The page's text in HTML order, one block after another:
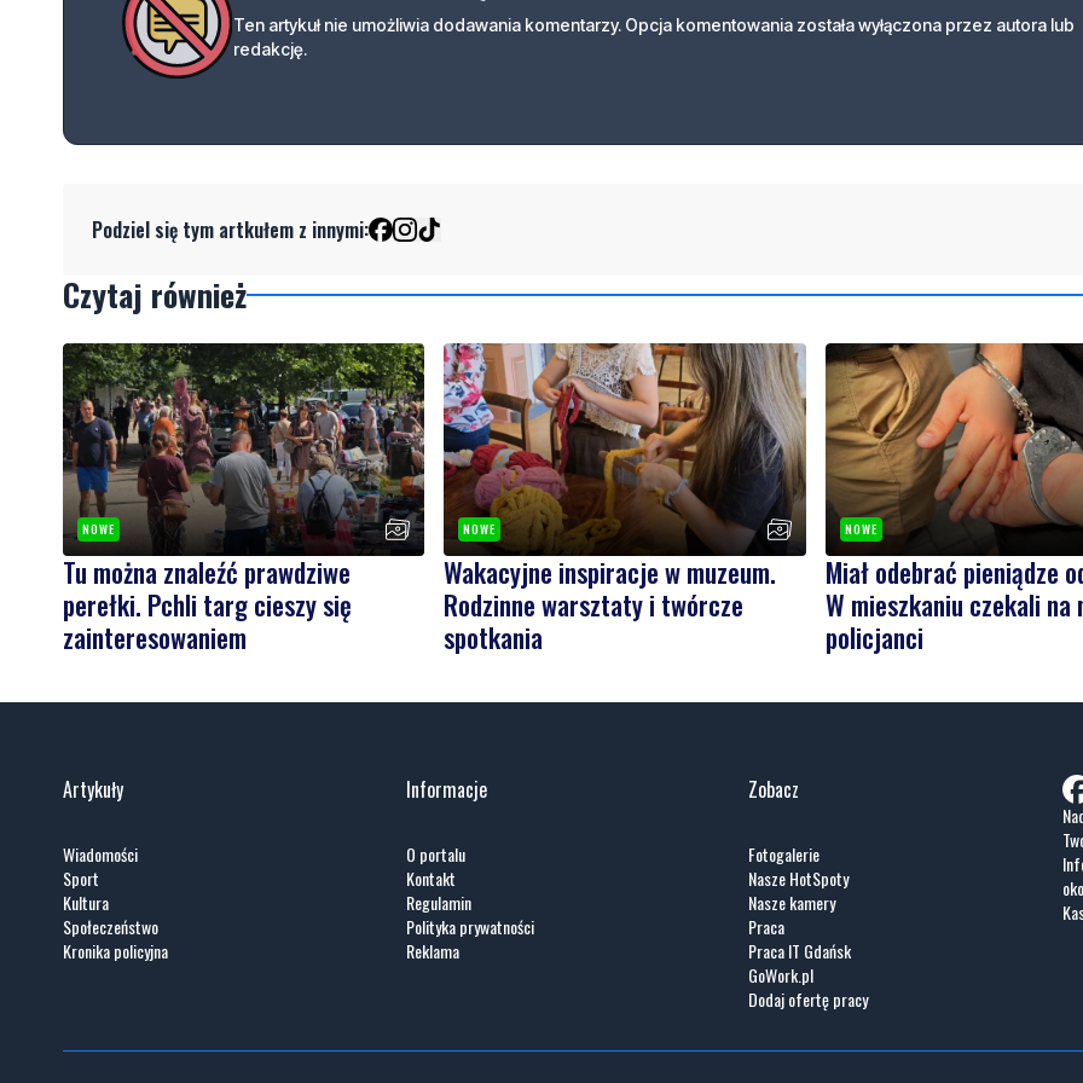
Ten artykuł nie umożliwia dodawania komentarzy. Opcja komentowania została wyłączona przez autora lub
redakcję.
Podziel się tym artkułem z innymi:
Czytaj również
NOWE
Tu można znaleźć prawdziwe
perełki. Pchli targ cieszy się
zainteresowaniem
NOWE
Wakacyjne inspiracje w muzeum.
Rodzinne warsztaty i twórcze
spotkania
NOWE
Miał odebrać pieniądze
W mieszkaniu czekali na
policjanci
Artykuły
Wiadomości
Sport
Kultura
Społeczeństwo
Kronika policyjna
Informacje
O portalu
Kontakt
Regulamin
Polityka prywatności
Reklama
Zobacz
Fotogalerie
Nasze HotSpoty
Nasze kamery
Praca
Praca IT Gdańsk
GoWork.pl
Dodaj ofertę pracy